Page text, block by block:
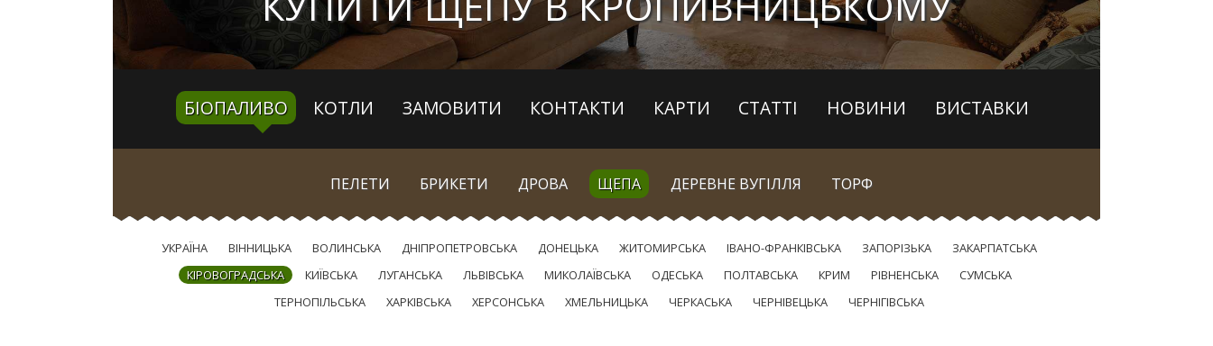
БІОПАЛИВО КОТЛИ ЗАМОВИТИ КОНТАКТИ КАРТИ СТАТТІ НОВИНИ ВИСТАВКИ
ПЕЛЕТИ БРИКЕТИ ДРОВА ЩЕПА ДЕРЕВНЕ ВУГІЛЛЯ ТОРФ
УКРАЇНА ВІННИЦЬКА ВОЛИНСЬКА ДНІПРОПЕТРОВСЬКА ДОНЕЦЬКА ЖИТОМИРСЬКА ІВАНО-ФРАНКІВСЬКА ЗАПОРІЗЬКА
ЗАКАРПАТСЬКА
КІРОВОГРАДСЬКА
КИЇВСЬКА ЛУГАНСЬКА ЛЬВІВСЬКА МИКОЛАЇВСЬКА ОДЕСЬКА ПОЛТАВСЬКА КРИМ РІВНЕНСЬКА
СУМСЬКА
ТЕРНОПІЛЬСЬКА
ХАРКІВСЬКА ХЕРСОНСЬКА ХМЕЛЬНИЦЬКА ЧЕРКАСЬКА ЧЕРНІВЕЦЬКА ЧЕРНІГІВСЬКА